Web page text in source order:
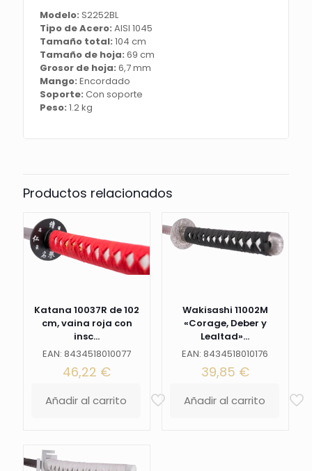
azul
encordado
azul,
mango
encordado
azul
caja
madera
forrada
de
tejido
Ref.
S2252RD
Modelo: S2252BL
Tipo de Acero: AISI 1045
Tamaño total: 104 cm
Tamaño de hoja: 69 cm
Grosor de hoja: 6,7 mm
Mango: Encordado
Soporte: Con soporte
Peso: 1.2 kg
Productos relacionados
Katana 10037R de 102
cm, vaina roja con
insc...
EAN: 8434518010077
46,22 €
Añadir al carrito
Wakisashi 11002M
«Corage, Deber y
Lealtad»...
EAN: 8434518010176
39,85 €
Añadir al carrito